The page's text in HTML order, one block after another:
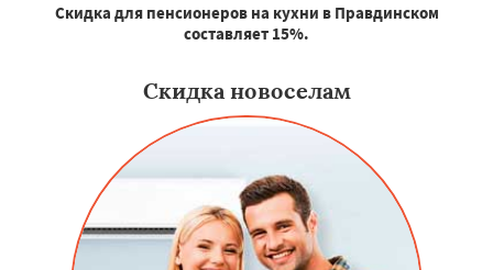
Скидка для пенсионеров на кухни в Правдинском
составляет 15%.
Скидка новоселам